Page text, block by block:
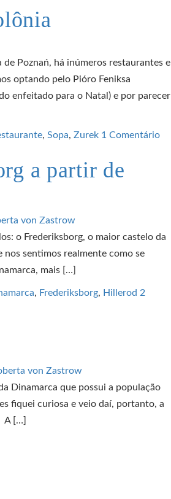
Poznań, há inúmeros restaurantes e
optando pelo Pióro Feniksa
enfeitado para o Natal) e por parecer
, Sopa, Zurek 1 Comentário
a partir de
von Zastrow
o Frederiksborg, o maior castelo da
nos sentimos realmente como se
mais […]
, Frederiksborg, Hillerod 2
von Zastrow
Dinamarca que possui a população
fiquei curiosa e veio daí, portanto, a
A […]